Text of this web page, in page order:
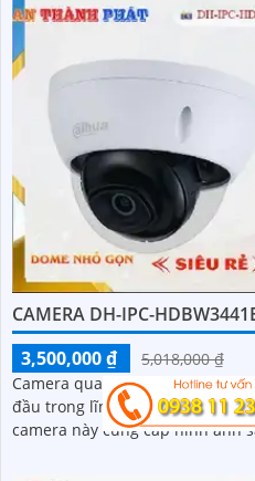
CAMERA DH-IPC-
3,500,000 ₫
5,018,000 ₫
Camera quan sát DH-IPC-
đầu trong lĩnh vực an ninh và giám sát. Với độ
camera này cung cấp hình ảnh